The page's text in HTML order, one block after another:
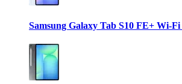
Samsung Galaxy Tab S10 FE+ Wi-